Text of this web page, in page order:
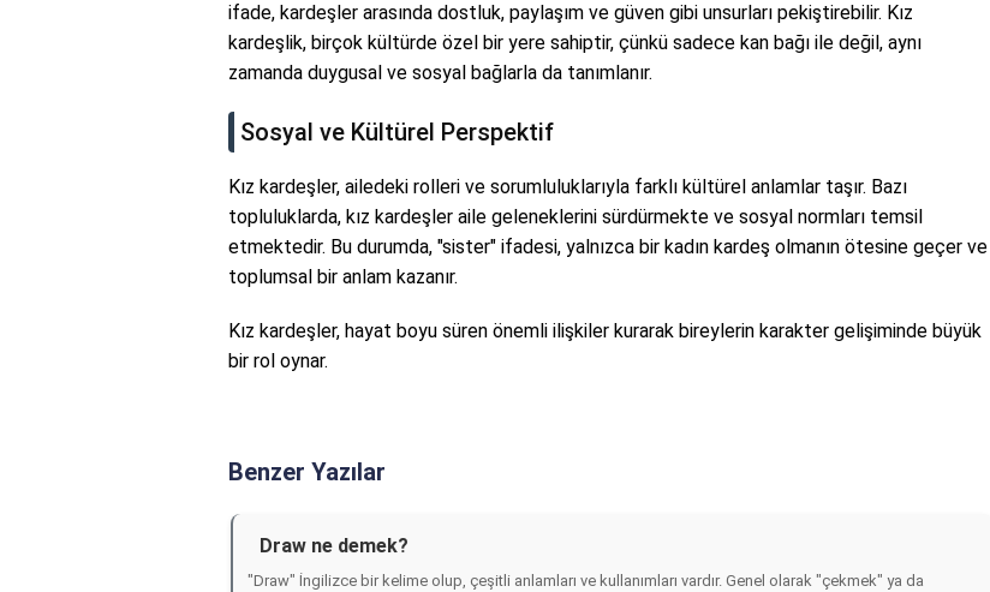
ifade, kardeşler arasında dostluk, paylaşım ve güven gibi unsurları pekiştirebilir. Kız
kardeşlik, birçok kültürde özel bir yere sahiptir, çünkü sadece kan bağı ile değil, aynı
zamanda duygusal ve sosyal bağlarla da tanımlanır.
Sosyal ve Kültürel Perspektif
Kız kardeşler, ailedeki rolleri ve sorumluluklarıyla farklı kültürel anlamlar taşır. Bazı
topluluklarda, kız kardeşler aile geleneklerini sürdürmekte ve sosyal normları temsil
etmektedir. Bu durumda, "sister" ifadesi, yalnızca bir kadın kardeş olmanın ötesine geçer ve
toplumsal bir anlam kazanır.
Kız kardeşler, hayat boyu süren önemli ilişkiler kurarak bireylerin karakter gelişiminde büyük
bir rol oynar.
Benzer Yazılar
Draw ne demek?
"Draw" İngilizce bir kelime olup, çeşitli anlamları ve kullanımları vardır. Genel olarak "çekmek" ya da